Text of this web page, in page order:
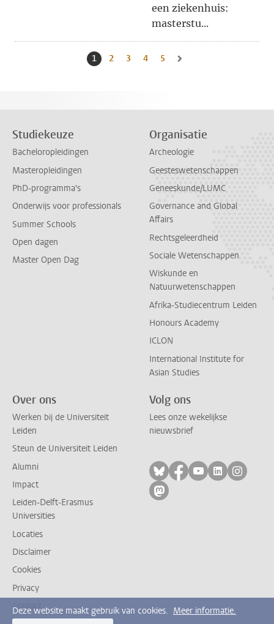
een ziekenhuis:
masterstu...
Huidige pagina, pagina
1 Naar pagina
2 Naar pagina
3 Naar pagina
4 Naar pagina
5
Studiekeuze
Bacheloropleidingen
Masteropleidingen
PhD-programma's
Onderwijs voor professionals
Summer Schools
Open dagen
Master Open Dag
Organisatie
Archeologie
Geesteswetenschappen
Geneeskunde/LUMC
Governance and Global
Affairs
Rechtsgeleerdheid
Sociale Wetenschappen
Wiskunde en
Natuurwetenschappen
Afrika-Studiecentrum Leiden
Honours Academy
ICLON
International Institute for
Asian Studies
Over ons
Werken bij de Universiteit
Leiden
Steun de Universiteit Leiden
Alumni
Impact
Leiden-Delft-Erasmus
Universities
Locaties
Disclaimer
Cookies
Privacy
Contact
Volg ons
Lees onze wekelijkse
nieuwsbrief
Volg ons op bluesky
Volg ons op
Volg ons op
Volg ons
Volg
Volg ons op mastodon
Deze website maakt gebruik van cookies. Meer informatie.